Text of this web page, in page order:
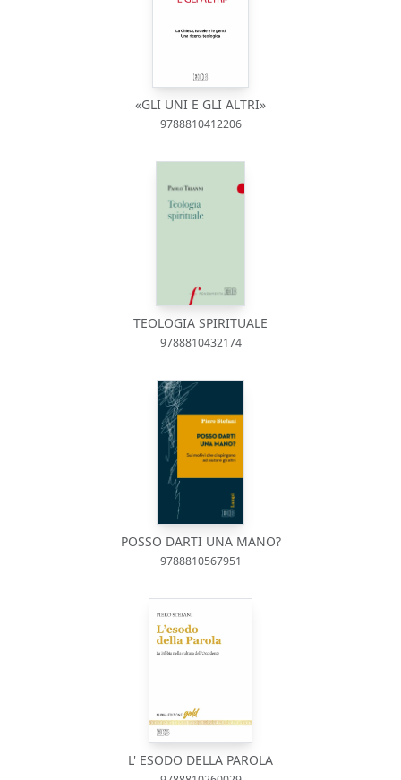
«GLI UNI E GLI ALTRI»
9788810412206
TEOLOGIA SPIRITUALE
9788810432174
POSSO DARTI UNA MANO?
9788810567951
L' ESODO DELLA PAROLA